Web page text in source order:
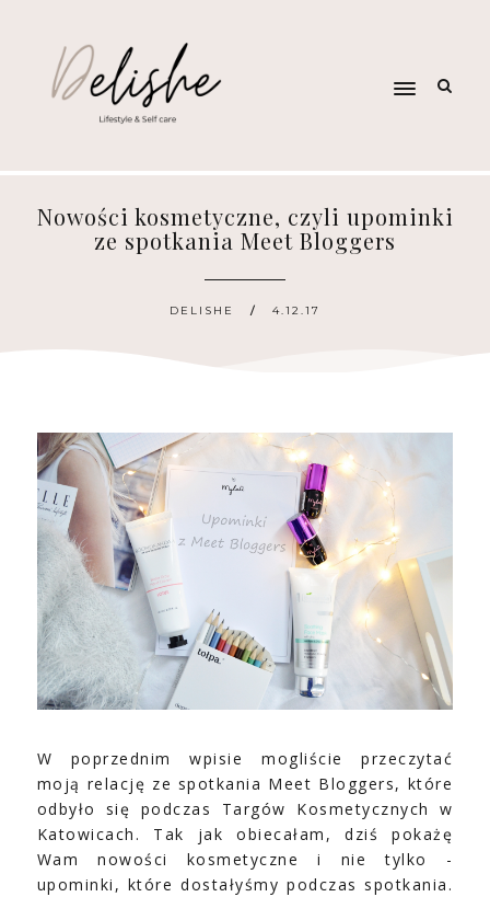
Nowości kosmetyczne, czyli upominki
ze spotkania Meet Bloggers
DELISHE 4.12.17
W poprzednim wpisie mogliście przeczytać
moją relację ze spotkania Meet Bloggers, które
odbyło się podczas Targów Kosmetycznych w
Katowicach. Tak jak obiecałam, dziś pokażę
Wam nowości kosmetyczne i nie tylko -
upominki, które dostałyśmy podczas spotkania.